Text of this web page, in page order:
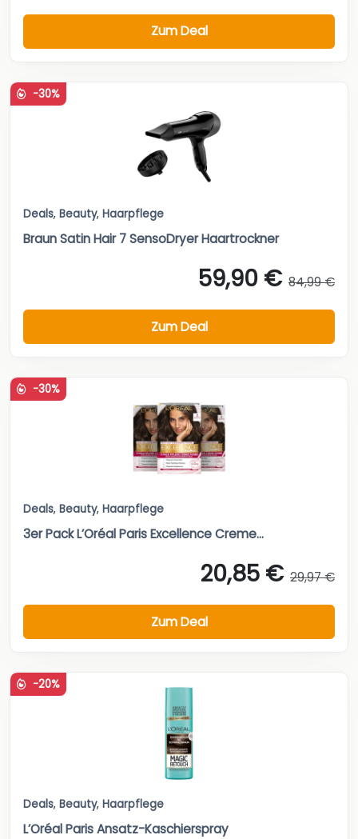
Zum Deal
-30%
Deals, Beauty, Haarpflege
Braun Satin Hair 7 SensoDryer Haartrockner
59,90 € 84,99 €
Zum Deal
-30%
Deals, Beauty, Haarpflege
3er Pack L’Oréal Paris Excellence Creme...
20,85 € 29,97 €
Zum Deal
-20%
Deals, Beauty, Haarpflege
L’Oréal Paris Ansatz-Kaschierspray